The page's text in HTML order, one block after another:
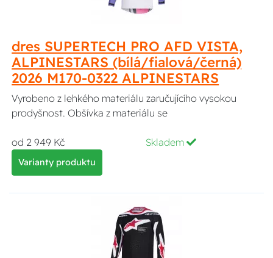
dres SUPERTECH PRO AFD VISTA,
ALPINESTARS (bílá/fialová/černá)
2026 M170-0322 ALPINESTARS
Vyrobeno z lehkého materiálu zaručujícího vysokou
prodyšnost. Obšívka z materiálu se
od 2 949 Kč Skladem
Varianty produktu